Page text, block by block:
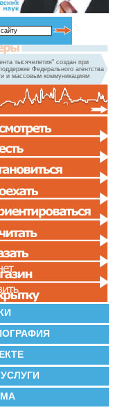
тысячелетия" создан при
Федерального агентства
и массовым коммуникациям